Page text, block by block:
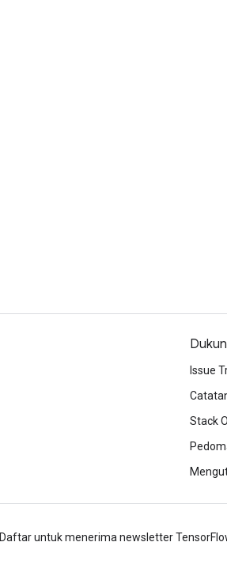
Issue
Stack
Daftar untuk menerima newsletter